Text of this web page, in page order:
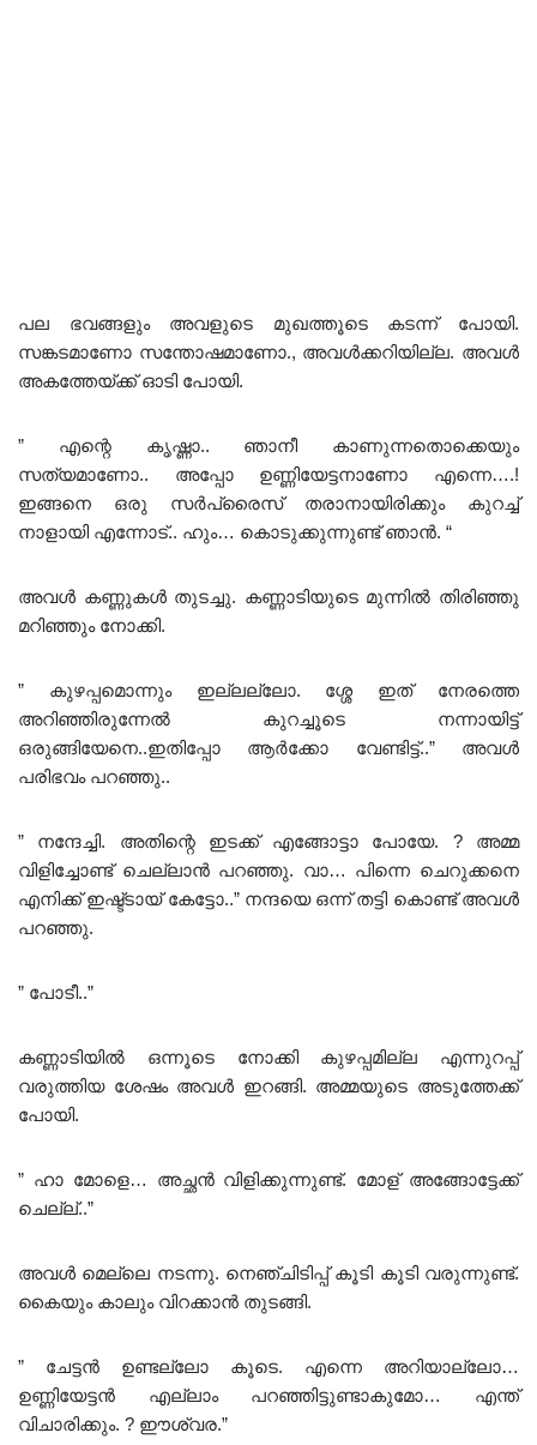
പല ഭവങ്ങളും അവളുടെ മുഖത്തൂടെ കടന്ന് പോയി.
സങ്കടമാണോ സന്തോഷമാണോ., അവൾക്കറിയില്ല. അവൾ
അകത്തേയ്ക്ക് ഓടി പോയി.
” എന്റെ കൃഷ്ണാ.. ഞാനീ കാണുന്നതൊക്കെയും
സത്യമാണോ.. അപ്പോ ഉണ്ണിയേട്ടനാണോ എന്നെ….!
ഇങ്ങനെ ഒരു സർപ്രൈസ് തരാനായിരിക്കും കുറച്ച്
നാളായി എന്നോട്.. ഹും… കൊടുക്കുന്നുണ്ട് ഞാൻ. “
അവൾ കണ്ണുകൾ തുടച്ചു. കണ്ണാടിയുടെ മുന്നിൽ തിരിഞ്ഞു
മറിഞ്ഞും നോക്കി.
” കുഴപ്പമൊന്നും ഇല്ലല്ലോ. ശ്ശേ ഇത് നേരത്തെ
അറിഞ്ഞിരുന്നേൽ കുറച്ചൂടെ നന്നായിട്ട്
ഒരുങ്ങിയേനെ..ഇതിപ്പോ ആർക്കോ വേണ്ടിട്ട്‌..” അവൾ
പരിഭവം പറഞ്ഞു..
” നന്ദേച്ചി. അതിന്റെ ഇടക്ക് എങ്ങോട്ടാ പോയേ. ? അമ്മ
വിളിച്ചോണ്ട് ചെല്ലാൻ പറഞ്ഞു. വാ… പിന്നെ ചെറുക്കനെ
എനിക്ക് ഇഷ്ട്ടായ്‌ കേട്ടോ..” നന്ദയെ ഒന്ന് തട്ടി കൊണ്ട് അവൾ
പറഞ്ഞു.
” പോടീ..”
കണ്ണാടിയിൽ ഒന്നൂടെ നോക്കി കുഴപ്പമില്ല എന്നുറപ്പ്
വരുത്തിയ ശേഷം അവൾ ഇറങ്ങി. അമ്മയുടെ അടുത്തേക്ക്
പോയി.
” ഹാ മോളെ… അച്ഛൻ വിളിക്കുന്നുണ്ട്. മോള് അങ്ങോട്ടേക്ക്
ചെല്ല്..”
അവൾ മെല്ലെ നടന്നു. നെഞ്ചിടിപ്പ് കൂടി കൂടി വരുന്നുണ്ട്.
കൈയും കാലും വിറക്കാൻ തുടങ്ങി.
” ചേട്ടൻ ഉണ്ടല്ലോ കൂടെ. എന്നെ അറിയാല്ലോ…
ഉണ്ണിയേട്ടൻ എല്ലാം പറഞ്ഞിട്ടുണ്ടാകുമോ… എന്ത്
വിചാരിക്കും. ? ഈശ്വര.”